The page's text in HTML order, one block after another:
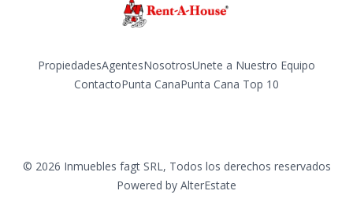
PropiedadesAgentesNosotrosUnete a Nuestro Equipo
ContactoPunta CanaPunta Cana Top 10
© 2026 Inmuebles fagt SRL, Todos los derechos reservados
Powered by AlterEstate